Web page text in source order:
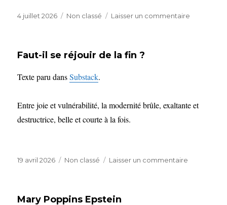
Publié
4 juillet 2026 Catégories
Non classé Laisser un commentaire
Faut-il se réjouir de la fin ?
Texte paru dansSubstack.
Entre joie et vulnérabilité, la modernité brûle, exaltante et
destructrice, belle et courte à la fois.
Publié
19 avril 2026 Catégories
Non classé Laisser un commentaire
Mary Poppins Epstein